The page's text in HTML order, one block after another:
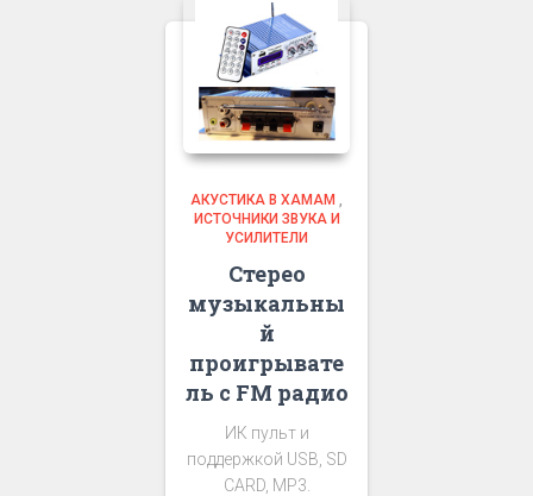
АКУСТИКА В ХАМАМ
ИСТОЧНИКИ ЗВУКА И
УСИЛИТЕЛИ
Стерео
музыкальны
й
проигрывате
ль с FM радио
ИК пульт и
поддержкой USB, SD
CARD, MP3.